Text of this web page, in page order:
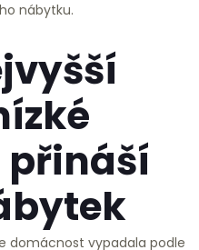
nábytku.
přináší
domácnost vypadala podle